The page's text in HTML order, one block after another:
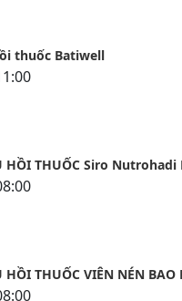
thuốc Batiwell
HỒI THUỐC Siro
HỒI THUỐC VIÊN NÉN